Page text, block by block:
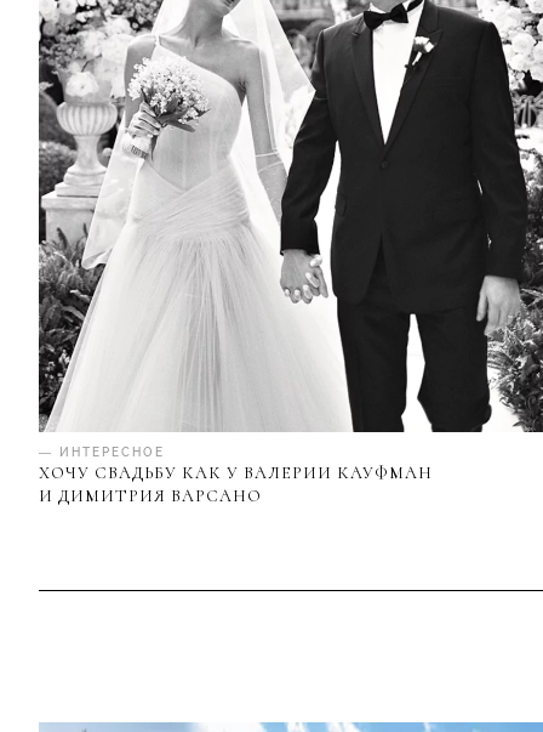
— ИНТЕРЕСНОЕ
ХОЧУ СВАДЬБУ КАК У ВАЛЕРИИ КАУФМАН
И ДИМИТРИЯ ВАРСАНО